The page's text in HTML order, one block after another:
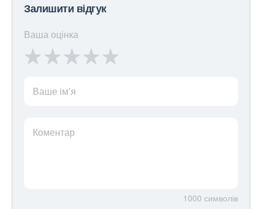
Залишити відгук
Ваша оцінка
Ваше ім’я
Коментар
1000 символів